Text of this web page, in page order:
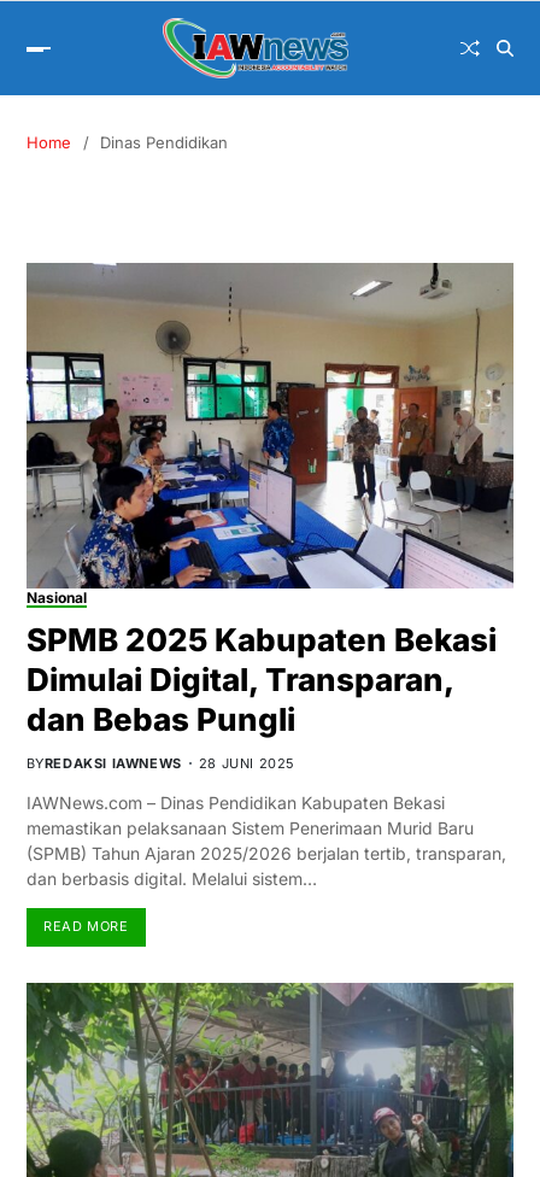
Home Dinas Pendidikan
Nasional
SPMB 2025 Kabupaten Bekasi
Dimulai Digital, Transparan,
dan Bebas Pungli
BYREDAKSI IAWNEWS 28 JUNI 2025
IAWNews.com – Dinas Pendidikan Kabupaten Bekasi
memastikan pelaksanaan Sistem Penerimaan Murid Baru
(SPMB) Tahun Ajaran 2025/2026 berjalan tertib, transparan,
dan berbasis digital. Melalui sistem…
READ MORE